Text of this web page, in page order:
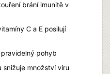
brání imunitě v
C a E posilují
pohyb
snižuje množství viru